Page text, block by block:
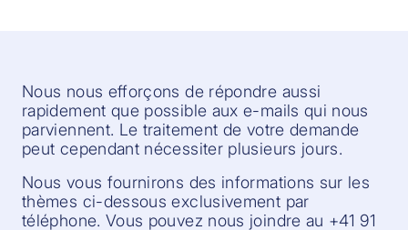
Nous nous efforçons de répondre aussi
rapidement que possible aux e-mails qui nous
parviennent. Le traitement de votre demande
peut cependant nécessiter plusieurs jours.
Nous vous fournirons des informations sur les
thèmes ci-dessous exclusivement par
téléphone. Vous pouvez nous joindre au +41 91